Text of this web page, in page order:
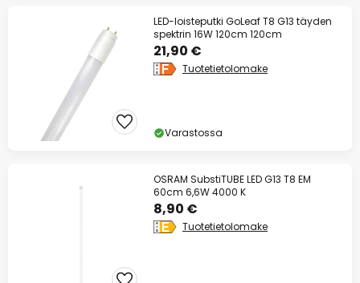
LED-loisteputki GoLeaf T8 G13 täyden
spektrin 16W 120cm 120cm
21,90 €
Tuotetietolomake
Varastossa
OSRAM SubstiTUBE LED G13 T8 EM
60cm 6,6W 4000 K
8,90 €
Tuotetietolomake